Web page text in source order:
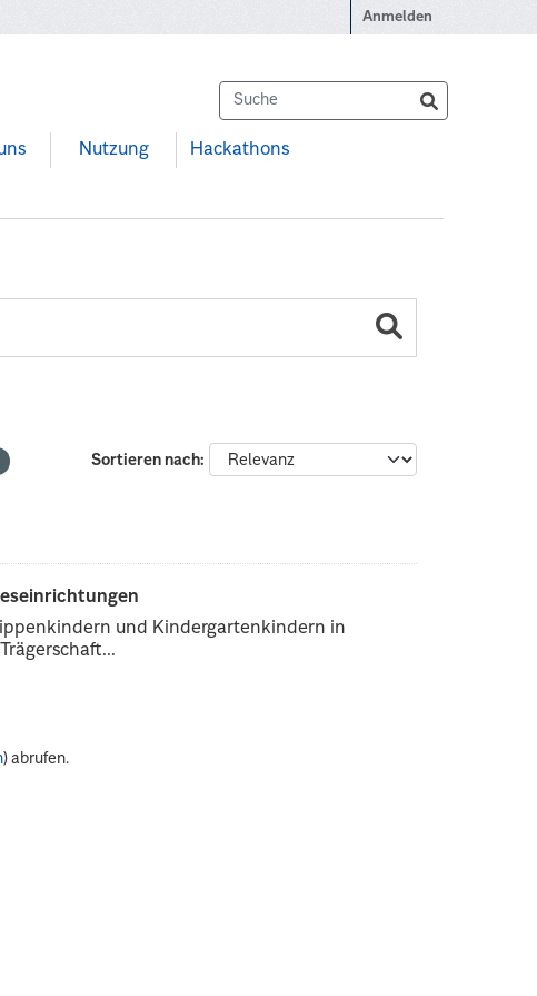
Anmelden
Nutzung Hackathons
Sortieren nach
und Kindergartenkindern in
) abrufen.